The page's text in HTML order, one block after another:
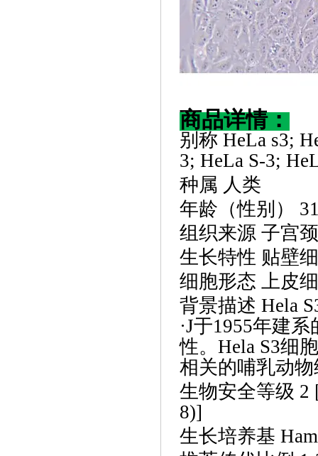
商品详情：
别称 HeLa s3;
3; HeLa S-3;
种属 人类
年龄（性别）
组织来源 子宫颈
生长特性 贴壁
细胞形态 上皮
背景描述 Hela
·J于1955年建
性。Hela S3细
相关的哺乳动
生物安全等级 2
8)]
生长培养基